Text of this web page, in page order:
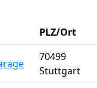
PLZ/Ort
70499
Stuttgart